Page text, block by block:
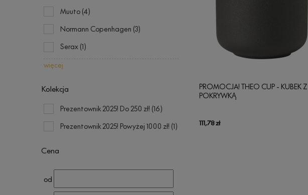
Muuto (4)
Normann Copenhagen (3)
Serax (1)
więcej
Kolekcja
Prezentownik 2025! Do 250 zł! (16)
Prezentownik 2025! Powyżej 1000 zł! (1)
Cena
od
PROMOCJA! THEO CUP - KUBEK Z
POKRYWKĄ
111,78 zł